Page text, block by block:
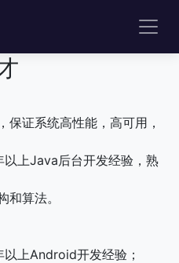
证系统高性能，高可用，
上Java后台开发经验，熟
和算法。
上Android开发经验；